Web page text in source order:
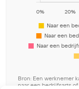
Bron: Een werknemer
naar een bedrijfsarts